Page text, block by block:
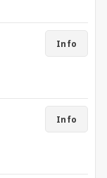
Info
Info